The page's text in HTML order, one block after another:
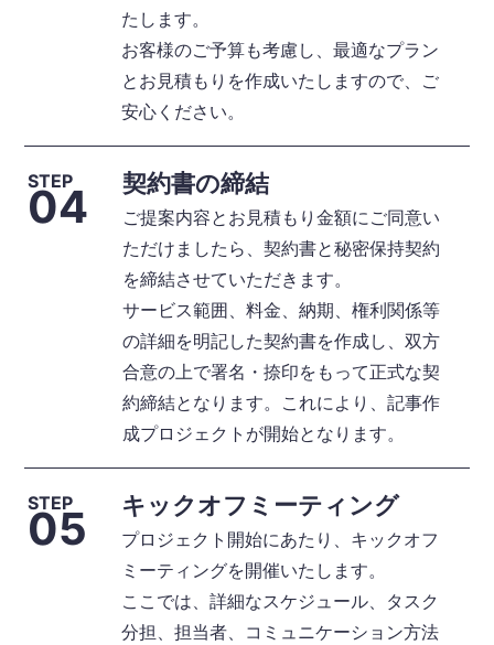
たします。
お客様のご予算も考慮し、最適なプラン
とお見積もりを作成いたしますので、ご
安心ください。
STEP
04 契約書の締結
ご提案内容とお見積もり金額にご同意い
ただけましたら、契約書と秘密保持契約
を締結させていただきます。
サービス範囲、料金、納期、権利関係等
の詳細を明記した契約書を作成し、双方
合意の上で署名・捺印をもって正式な契
約締結となります。これにより、記事作
成プロジェクトが開始となります。
STEP
05 キックオフミーティング
プロジェクト開始にあたり、キックオフ
ミーティングを開催いたします。
ここでは、詳細なスケジュール、タスク
分担、担当者、コミュニケーション方法